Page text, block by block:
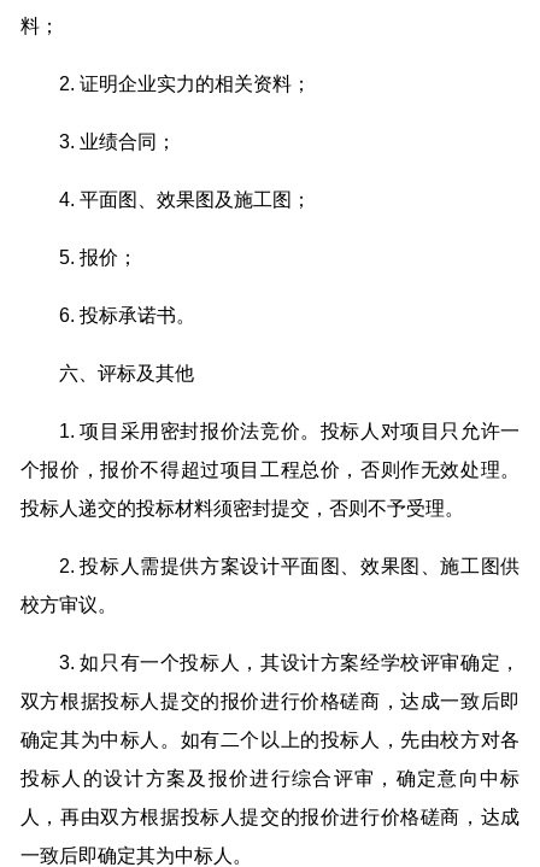
料；
2. 证明企业实力的相关资料；
3. 业绩合同；
4. 平面图、效果图及施工图；
5. 报价；
6. 投标承诺书。
六、评标及其他
1. 项目采用密封报价法竞价。投标人对项目只允许一
个报价，报价不得超过项目工程总价，否则作无效处理。
投标人递交的投标材料须密封提交，否则不予受理。
2. 投标人需提供方案设计平面图、效果图、施工图供
校方审议。
3. 如只有一个投标人，其设计方案经学校评审确定，
双方根据投标人提交的报价进行价格磋商，达成一致后即
确定其为中标人。如有二个以上的投标人，先由校方对各
投标人的设计方案及报价进行综合评审，确定意向中标
人，再由双方根据投标人提交的报价进行价格磋商，达成
一致后即确定其为中标人。